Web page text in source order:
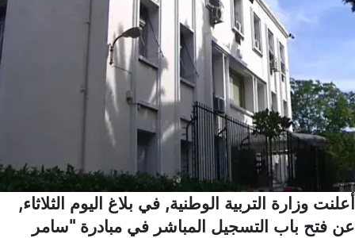
أعلنت وزارة التربية الوطنية, في بلاغ اليوم الثلاثاء,
عن فتح باب التسجيل المباشر في مبادرة "سامر